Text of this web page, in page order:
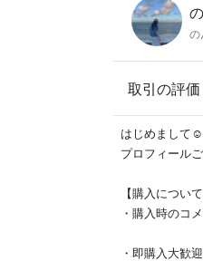
の
取引の評価
はじめまして☺︎
プロフィール
【購入について
・購入時のコ
・即購入大歓